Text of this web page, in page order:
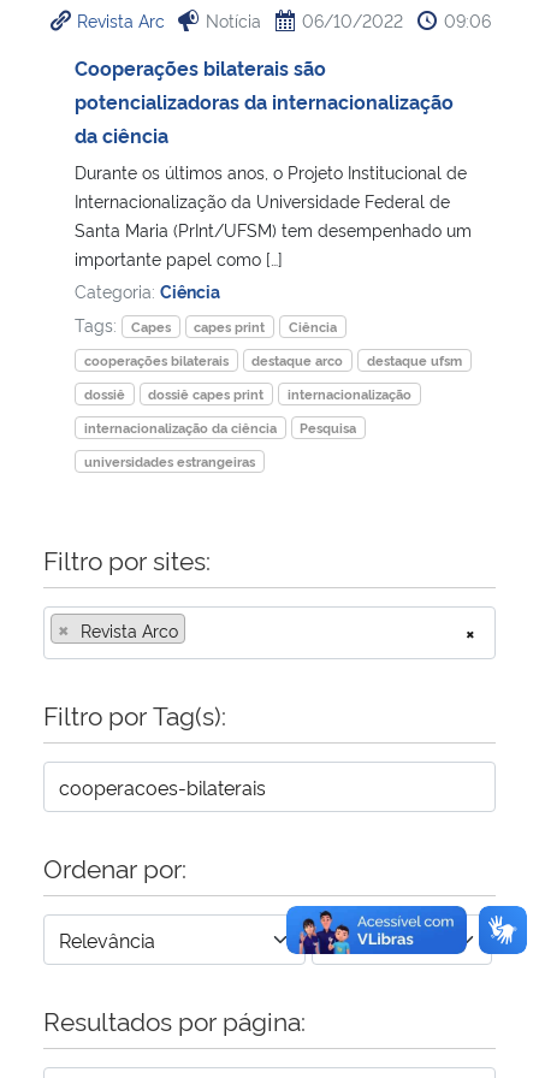
Ministério da Cidadania
Ministério da Saúde
Ministério de Minas e Energia
Ministério da Ciência, Tecnologia, Inovações e Comunicações
Ministério do Meio Ambiente
Ministério do Turismo
Ministério do Desenvolvimento Regional
Controladoria-Geral da União
Secretaria-Geral
Secretaria de Governo
Gabinete de Segurança Institucional
Advocacia-Geral da União
Planalto
Revista Arc Notícia 06/10/2022 09:06
Cooperações bilaterais são
potencializadoras da internacionalização
da ciência
Durante os últimos anos, o Projeto Institucional de
Internacionalização da Universidade Federal de
Santa Maria (PrInt/UFSM) tem desempenhado um
importante papel como […]
Categoria: Ciência
Tags:
Capes capes print
Ciência
cooperações bilaterais
destaque arco
destaque ufsm
dossiê
dossiê capes print
internacionalização
internacionalização da ciência
Pesquisa
universidades estrangeiras
Filtro por sites:
×
× Revista Arco
Filtro por Tag(s):
Ordenar por:
Resultados por página: